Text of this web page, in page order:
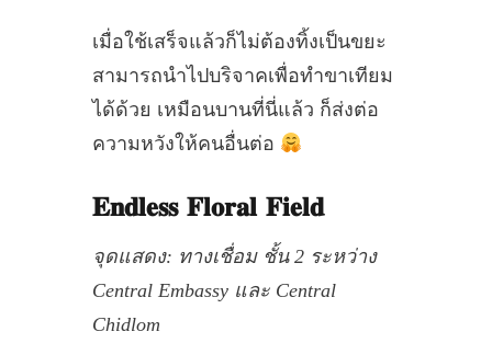
เมื่อใช้เสร็จแล้วก็ไม่ต้องทิ้งเป็นขยะ
สามารถนำไปบริจาคเพื่อทำขาเทียม
ได้ด้วย เหมือนบานที่นี่แล้ว ก็ส่งต่อ
ความหวังให้คนอื่นต่อ
𝐄𝐧𝐝𝐥𝐞𝐬𝐬 𝐅𝐥𝐨𝐫𝐚𝐥 𝐅𝐢𝐞𝐥𝐝
จุดแสดง: ทางเชื่อม ชั้น 2 ระหว่าง
Central Embassy และ Central
Chidlom